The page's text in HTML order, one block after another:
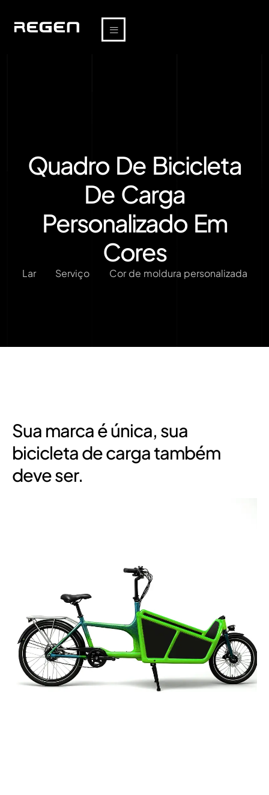
Quadro De Bicicleta
De Carga
Personalizado Em
Cores
Lar Serviço Cor de moldura personalizada
Sua marca é única, sua
bicicleta de carga também
deve ser.